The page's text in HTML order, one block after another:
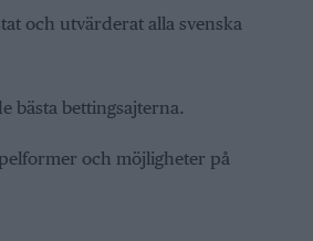
och utvärderat alla svenska
bästa bettingsajterna.
och möjligheter på